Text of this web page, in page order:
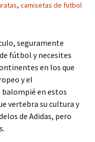
, camisetas de futbol
seguramente
fútbol y necesites
en los que
y el
balompié en estos
vertebra su cultura y
de Adidas, pero